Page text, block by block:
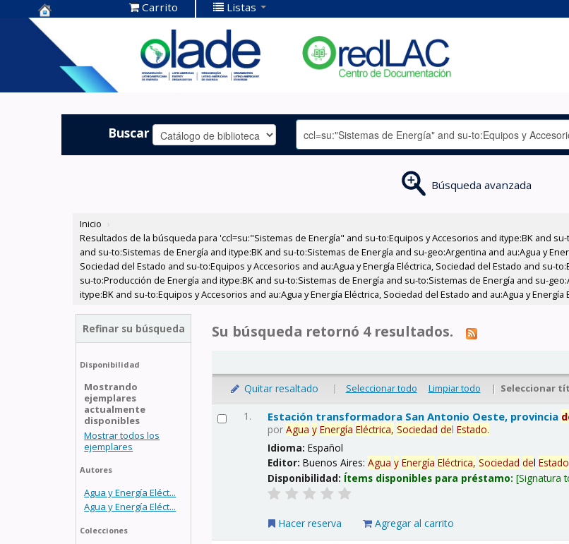
Centro de
Documentación
OLADE -
Carrito Listas
Buscar
Búsqueda avanzada
Inicio ›
Resultados de la búsqueda para 'ccl=su:"Sistemas de Energía" and su-to:Equipos y Accesorios and itype:BK and su-
and su-to:Sistemas de Energía and itype:BK and su-to:Sistemas de Energía and su-geo:Argentina and au:Agua y
Sociedad del Estado and su-to:Equipos y Accesorios and au:Agua y Energía Eléctrica, Sociedad del Estado and su-
su-to:Producción de Energía and itype:BK and su-to:Sistemas de Energía and su-to:Sistemas de Energía and su-
itype:BK and su-to:Equipos y Accesorios and au:Agua y Energía Eléctrica, Sociedad del Estado and au:Agua y Energía
Refinar su búsqueda
Disponibilidad
Mostrando
ejemplares
actualmente
disponibles
Mostrar todos los
ejemplares
Autores
Agua y Energía Eléct...
Agua y Energía Eléct...
Colecciones
Su búsqueda retornó 4 resultados.
Quitar resaltado | Seleccionar todo Limpiar todo | Seleccionar
1. Estación transformadora San Antonio Oeste, provincia
porAgua y Energía Eléctrica, Sociedad delEstado.
Idioma:Español
Editor:Buenos Aires:Agua y Energía Eléctrica, Sociedad delEstado
Disponibilidad: Ítems disponibles para préstamo: Signatura
Hacer reserva Agregar al carrito